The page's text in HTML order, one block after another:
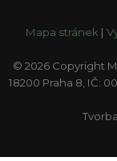
Mapa stránek |
© 2026 Copyright
18200 Praha 8, IČ: